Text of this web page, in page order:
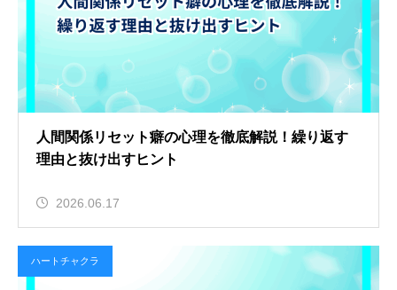
人間関係リセット癖の心理を徹底解説！繰り返す
理由と抜け出すヒント
2026.06.17
ハートチャクラ